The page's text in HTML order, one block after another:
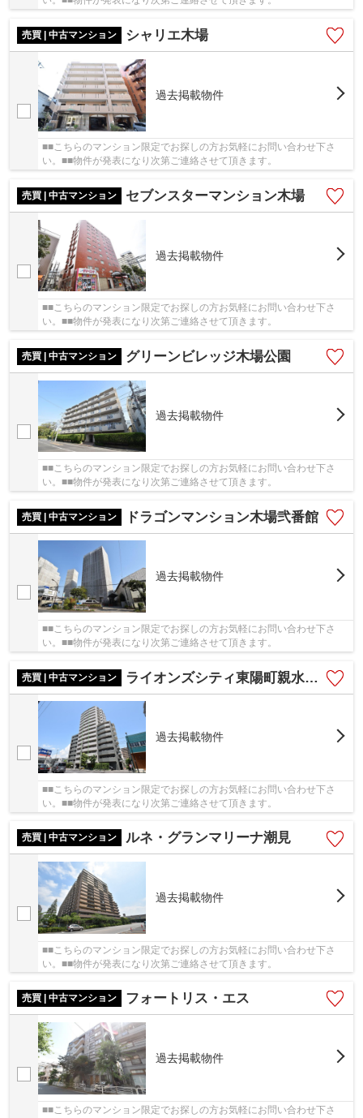
売買 | 中古マンション シャリエ木場
過去掲載物件
■■こちらのマンション限定でお探しの方お気軽にお問い合わせ下さ
い。■■物件が発表になり次第ご連絡させて頂きます。
売買 | 中古マンション セブンスターマンション木場
過去掲載物件
■■こちらのマンション限定でお探しの方お気軽にお問い合わせ下さ
い。■■物件が発表になり次第ご連絡させて頂きます。
売買 | 中古マンション グリーンビレッジ木場公園
過去掲載物件
■■こちらのマンション限定でお探しの方お気軽にお問い合わせ下さ
い。■■物件が発表になり次第ご連絡させて頂きます。
売買 | 中古マンション ドラゴンマンション木場弐番館
過去掲載物件
■■こちらのマンション限定でお探しの方お気軽にお問い合わせ下さ
い。■■物件が発表になり次第ご連絡させて頂きます。
売買 | 中古マンション ライオンズシティ東陽町親水公園
過去掲載物件
■■こちらのマンション限定でお探しの方お気軽にお問い合わせ下さ
い。■■物件が発表になり次第ご連絡させて頂きます。
売買 | 中古マンション ルネ・グランマリーナ潮見
過去掲載物件
■■こちらのマンション限定でお探しの方お気軽にお問い合わせ下さ
い。■■物件が発表になり次第ご連絡させて頂きます。
売買 | 中古マンション フォートリス・エス
過去掲載物件
■■こちらのマンション限定でお探しの方お気軽にお問い合わせ下さ